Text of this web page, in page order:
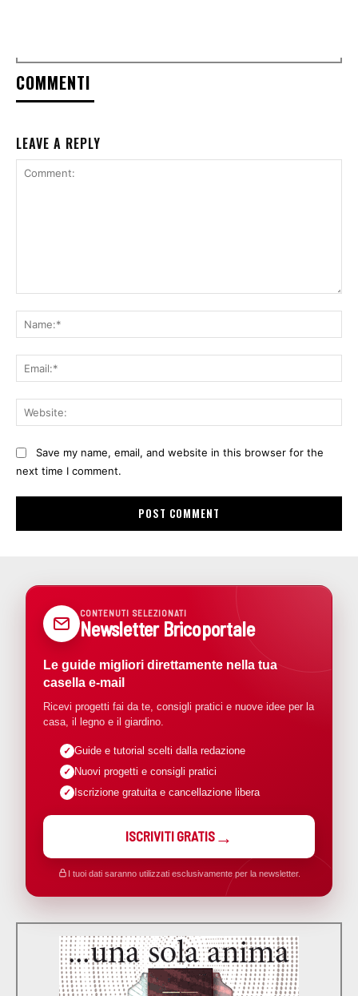
COMMENTI
LEAVE A REPLY
Save my name, email, and website in this browser for the
next time I comment.
CONTENUTI SELEZIONATI
Newsletter Bricoportale
Le guide migliori direttamente nella tua
casella e-mail
Ricevi progetti fai da te, consigli pratici e nuove idee per la
casa, il legno e il giardino.
Guide e tutorial scelti dalla redazione
Nuovi progetti e consigli pratici
Iscrizione gratuita e cancellazione libera
ISCRIVITI GRATIS
I tuoi dati saranno utilizzati esclusivamente per la newsletter.